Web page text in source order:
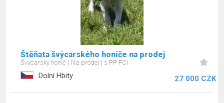
Štěňata švýcarského honiče na prodej
Švýcarský honič Na prodej s PP FCI
Dolní Hbity 27 000 CZK